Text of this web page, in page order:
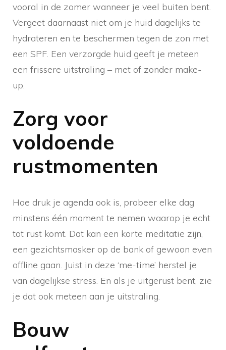
vooral in de zomer wanneer je veel buiten bent.
Vergeet daarnaast niet om je huid dagelijks te
hydrateren en te beschermen tegen de zon met
een SPF. Een verzorgde huid geeft je meteen
een frissere uitstraling – met of zonder make-
up.
Zorg voor
voldoende
rustmomenten
Hoe druk je agenda ook is, probeer elke dag
minstens één moment te nemen waarop je echt
tot rust komt. Dat kan een korte meditatie zijn,
een gezichtsmasker op de bank of gewoon even
offline gaan. Juist in deze ‘me-time’ herstel je
van dagelijkse stress. En als je uitgerust bent, zie
je dat ook meteen aan je uitstraling.
Bouw